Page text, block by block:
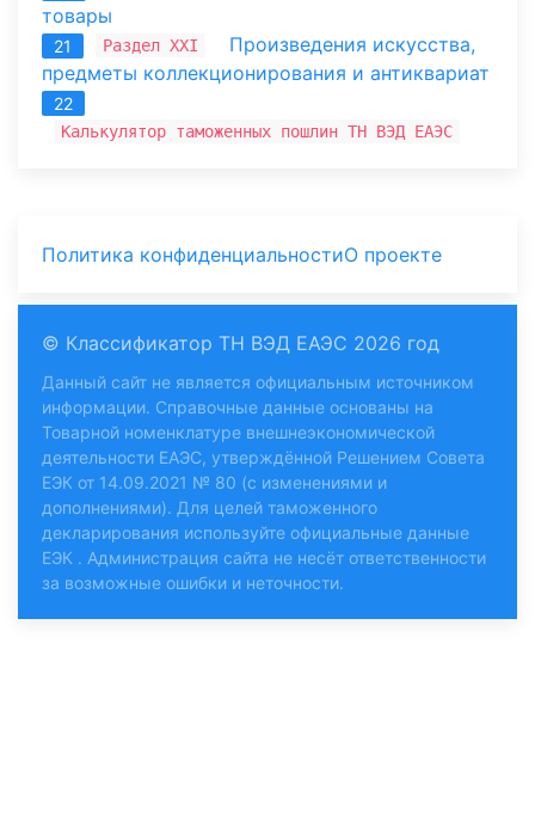
товары
21 Раздел XXI
Произведения искусства,
предметы коллекционирования и антиквариат
22
Калькулятор таможенных пошлин ТН ВЭД ЕАЭС
Политика конфиденциальностиО проекте
© Классификатор ТН ВЭД ЕАЭС 2026 год
Данный сайт не является официальным источником
информации. Справочные данные основаны на
Товарной номенклатуре внешнеэкономической
деятельности ЕАЭС, утверждённой Решением Совета
ЕЭК от 14.09.2021 № 80 (с изменениями и
дополнениями). Для целей таможенного
декларирования используйте официальные данные
ЕЭК . Администрация сайта не несёт ответственности
за возможные ошибки и неточности.